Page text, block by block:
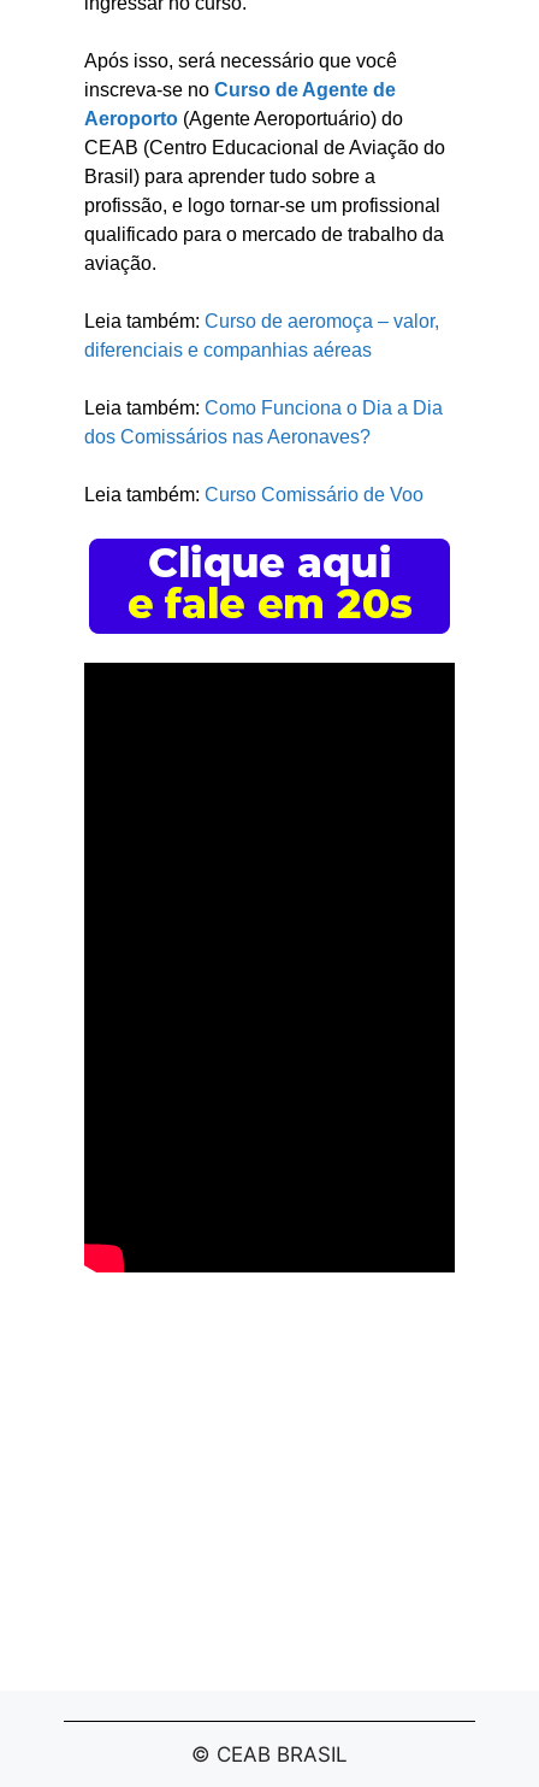
Após isso, será necessário que você
inscreva-se no Curso de Agente de
Aeroporto (Agente Aeroportuário) do
CEAB (Centro Educacional de Aviação do
Brasil) para aprender tudo sobre a
profissão, e logo tornar-se um profissional
qualificado para o mercado de trabalho da
aviação.
Leia também: Curso de aeromoça – valor,
diferenciais e companhias aéreas
Leia também: Como Funciona o Dia a Dia
dos Comissários nas Aeronaves?
Leia também: Curso Comissário de Voo
© CEAB BRASIL